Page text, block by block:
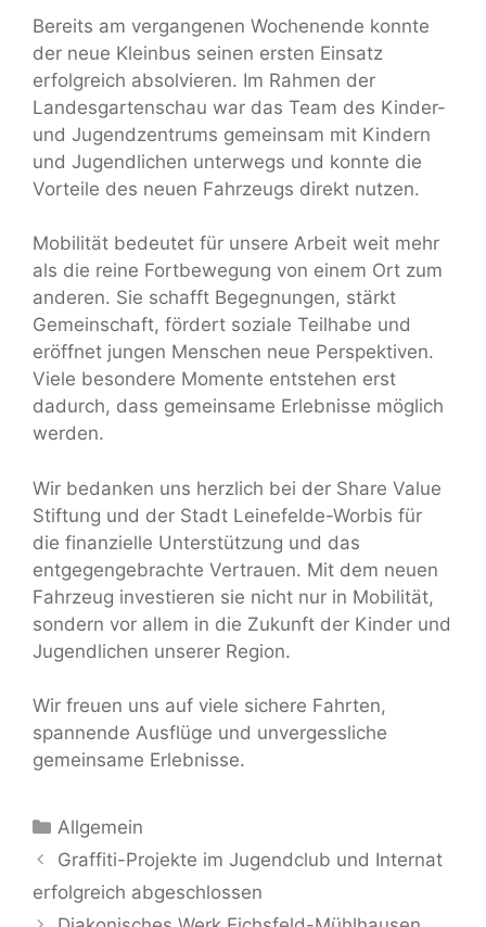
Bereits am vergangenen Wochenende konnte
der neue Kleinbus seinen ersten Einsatz
erfolgreich absolvieren. Im Rahmen der
Landesgartenschau war das Team des Kinder-
und Jugendzentrums gemeinsam mit Kindern
und Jugendlichen unterwegs und konnte die
Vorteile des neuen Fahrzeugs direkt nutzen.
Mobilität bedeutet für unsere Arbeit weit mehr
als die reine Fortbewegung von einem Ort zum
anderen. Sie schafft Begegnungen, stärkt
Gemeinschaft, fördert soziale Teilhabe und
eröffnet jungen Menschen neue Perspektiven.
Viele besondere Momente entstehen erst
dadurch, dass gemeinsame Erlebnisse möglich
werden.
Wir bedanken uns herzlich bei der Share Value
Stiftung und der Stadt Leinefelde-Worbis für
die finanzielle Unterstützung und das
entgegengebrachte Vertrauen. Mit dem neuen
Fahrzeug investieren sie nicht nur in Mobilität,
sondern vor allem in die Zukunft der Kinder und
Jugendlichen unserer Region.
Wir freuen uns auf viele sichere Fahrten,
spannende Ausflüge und unvergessliche
gemeinsame Erlebnisse.
Kategorien
Allgemein
Graffiti-Projekte im Jugendclub und Internat
erfolgreich abgeschlossen